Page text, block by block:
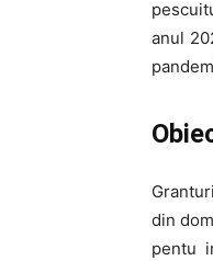
anul
din
pentu